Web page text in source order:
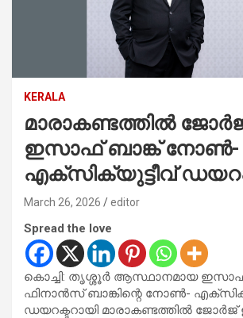
KERALA
മാരാകണ്ടത്തിൽ
ഇസാഫ് ബാങ്ക് നോൺ-
എക്സിക്യുട്ടീവ്
March 26, 2026 editor
Spread the love
കൊച്ചി: തൃശ്ശൂർ ആസ്ഥാനമായ
ഫിനാൻസ് ബാങ്കിന്റെ നോൺ-
ഡയറക്ടറായി മാരാകണ്ടത്തിൽ ജോർജ്